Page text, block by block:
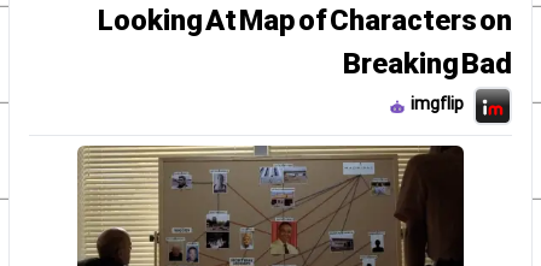
Looking At Map of Characters on
Breaking Bad
imgflip